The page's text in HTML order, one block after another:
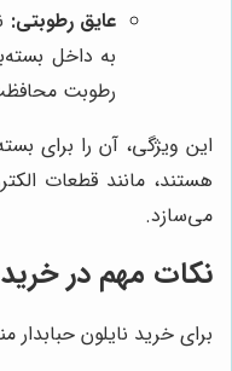
عایق رطوبتی:
به داخل
رطوبت
این ویژگی، آن را برای
هستند، مانند قطعات
می‌سازد.
نکات مهم در خرید
برای خرید نایلون حبابدار